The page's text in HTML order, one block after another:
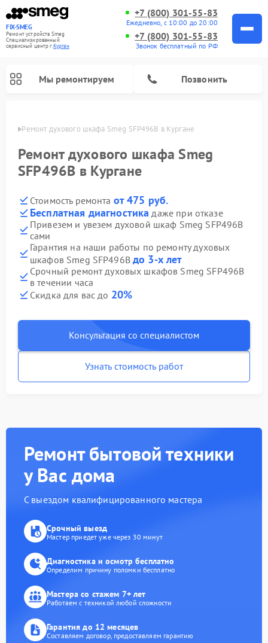
FIX-SMEG
Ремонт устройств Smeg
Специализированный
cервисный центр г.Курган
+7 (800) 301-55-83
Ежедневно, с 10:00 до 20:00
+7 (800) 301-55-83
Звонок бесплатный по РФ
Мы ремонтируем Позвонить
Ремонт духового шкафа Smeg SFP496B в Кургане
Ремонт духового шкафа Smeg
SFP496B в Кургане
Стоимость ремонта от 475 руб.
Бесплатная диагностика даже при отказе
Привезем и увезем духовой шкаф Smeg SFP496B
сами
Гарантия на наши работы по ремонту духовых
шкафов Smeg SFP496B до 3-х лет
Срочный ремонт духовых шкафов Smeg SFP496B
в течении часа
Скидка для вас до 20%
Консультация со специалистом
Узнать стоимость работ
Ремонт бытовой техники
у Вас дома
С выездом квалифицированного мастера
Срочный выезд
Мастер приедет уже через 30 минут
Диагностика и осмотр бесплатно
Определим причину поломки бесплатно
Мастера со стажем 7+ лет
Работаем с техникой любой сложности
Гарантия до 12 месяцев
Составляем договор, предоставляем гарантию